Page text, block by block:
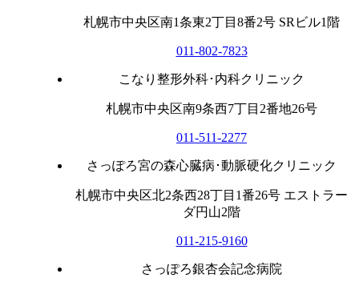
札幌市中央区南1条東2丁目8番2号 SRビル1階
011-802-7823
こなり整形外科･内科クリニック
札幌市中央区南9条西7丁目2番地26号
011-511-2277
さっぽろ宮の森心臓病･動脈硬化クリニック
札幌市中央区北2条西28丁目1番26号 エストラー
ダ円山2階
011-215-9160
さっぽろ銀杏会記念病院